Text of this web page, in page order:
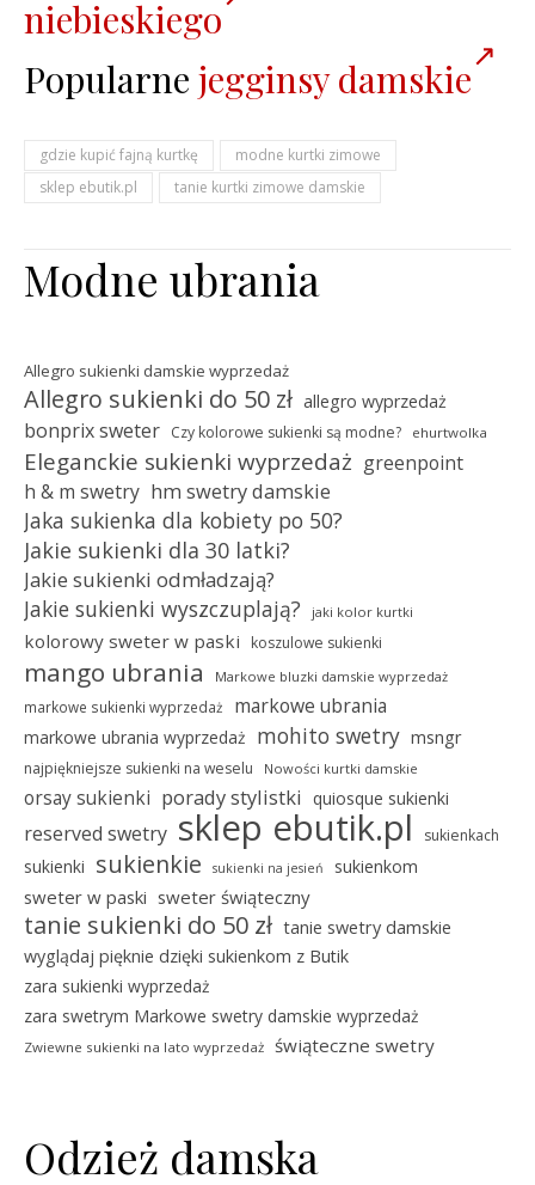
niebieskiego
Popularne jegginsy damskie
gdzie kupić fajną kurtkę
modne kurtki zimowe
sklep ebutik.pl
tanie kurtki zimowe damskie
Modne ubrania
Allegro sukienki damskie wyprzedaż
Allegro sukienki do 50 zł allegro wyprzedaż
bonprix sweter Czy kolorowe sukienki są modne? ehurtwolka
Eleganckie sukienki wyprzedaż greenpoint
h & m swetry hm swetry damskie
Jaka sukienka dla kobiety po 50?
Jakie sukienki dla 30 latki?
Jakie sukienki odmładzają?
Jakie sukienki wyszczuplają? jaki kolor kurtki
kolorowy sweter w paski koszulowe sukienki
mango ubrania Markowe bluzki damskie wyprzedaż
markowe sukienki wyprzedaż markowe ubrania
markowe ubrania wyprzedaż mohito swetry msngr
najpiękniejsze sukienki na weselu Nowości kurtki damskie
orsay sukienki porady stylistki quiosque sukienki
reserved swetry sklep ebutik.pl sukienkach
sukienki sukienkie sukienki na jesień sukienkom
sweter w paski sweter świąteczny
tanie sukienki do 50 zł tanie swetry damskie
wyglądaj pięknie dzięki sukienkom z Butik
zara sukienki wyprzedaż
zara swetrym Markowe swetry damskie wyprzedaż
Zwiewne sukienki na lato wyprzedaż świąteczne swetry
Odzież damska